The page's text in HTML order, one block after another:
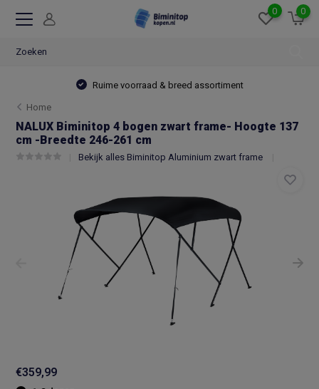
0 0
Ruime voorraad & breed assortiment
Home
NALUX Biminitop 4 bogen zwart frame- Hoogte 137
cm -Breedte 246-261 cm
Bekijk alles Biminitop Aluminium zwart frame
€359,99